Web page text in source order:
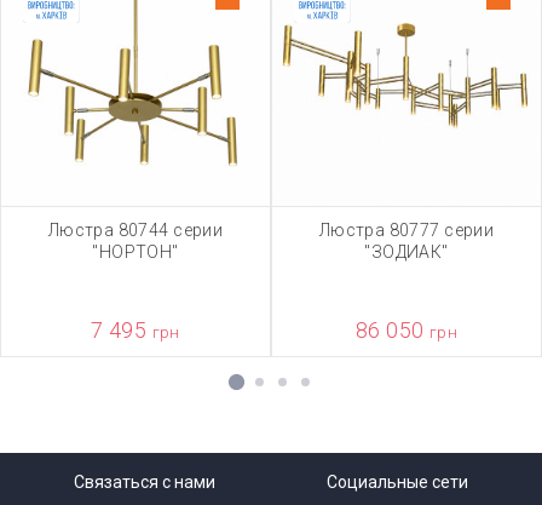
Люстра 80744 серии
"НОРТОН"
7 495 грн
Люстра 80777 серии
"ЗОДИАК"
86 050 грн
1 2 3 4
Связаться с нами Социальные сети